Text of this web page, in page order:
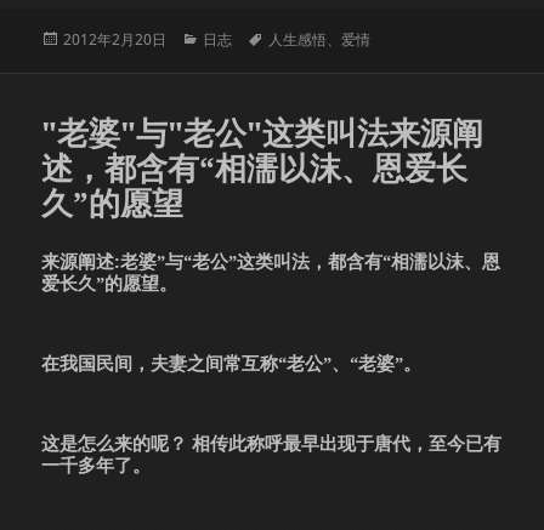
发
2012年2月20日
分
日志
标
人生感悟、爱情
"老婆"与"老公"这类叫法来源阐
述，都含有“相濡以沫、恩爱长
久”的愿望
来源阐述:老婆”与“老公”这类叫法，都含有“相濡以沫、恩
爱长久”的愿望。
在我国民间，夫妻之间常互称“老公”、“老婆”。
这是怎么来的呢？ 相传此称呼最早出现于唐代，至今已有
一千多年了。